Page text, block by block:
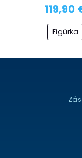
119,90
Figúrka